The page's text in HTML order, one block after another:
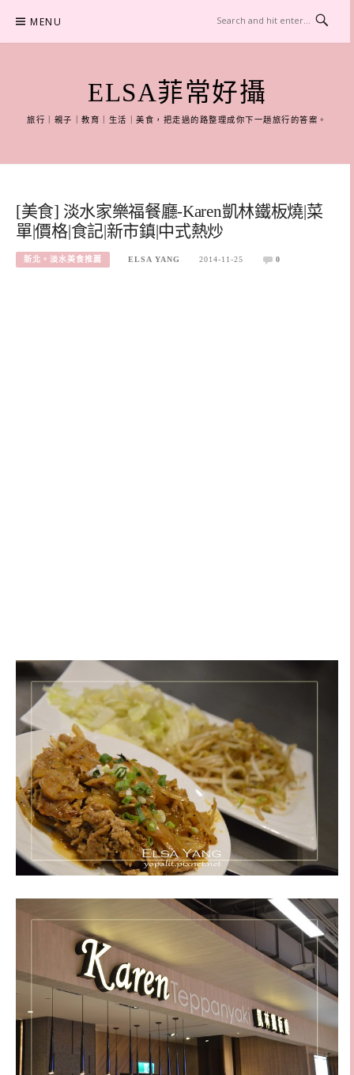
content
MENU
ELSA菲常好攝
旅行｜親子｜教育｜生活｜美食，把走過的路整理成你下一趟旅行的答案。
[美食] 淡水家樂福餐廳-Karen凱林鐵板燒|菜
單|價格|食記|新市鎮|中式熱炒
新北。淡水美食推薦 ELSA YANG 2014-11-25 0